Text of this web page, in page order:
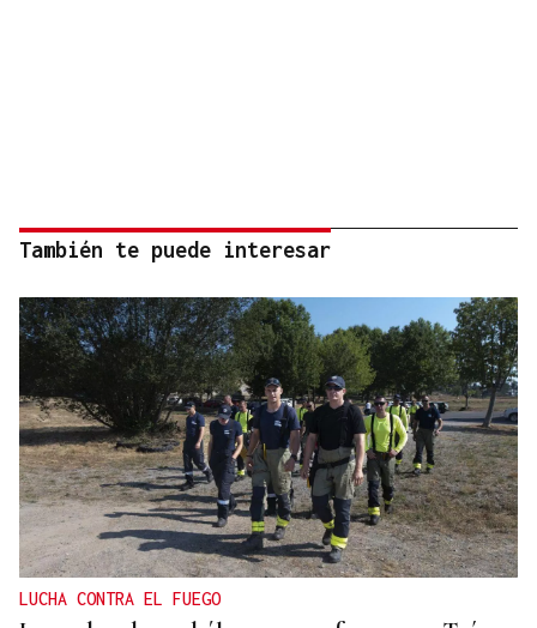
También te puede interesar
LUCHA CONTRA EL FUEGO